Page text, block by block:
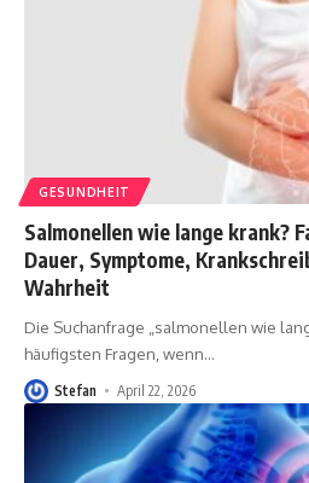
GESUNDHEIT
Salmonellen wie lange krank?
Dauer, Symptome,
Wahrheit
Die Suchanfrage „salmonellen wie
häufigsten Fragen, wenn…
Stefan April 22, 2026